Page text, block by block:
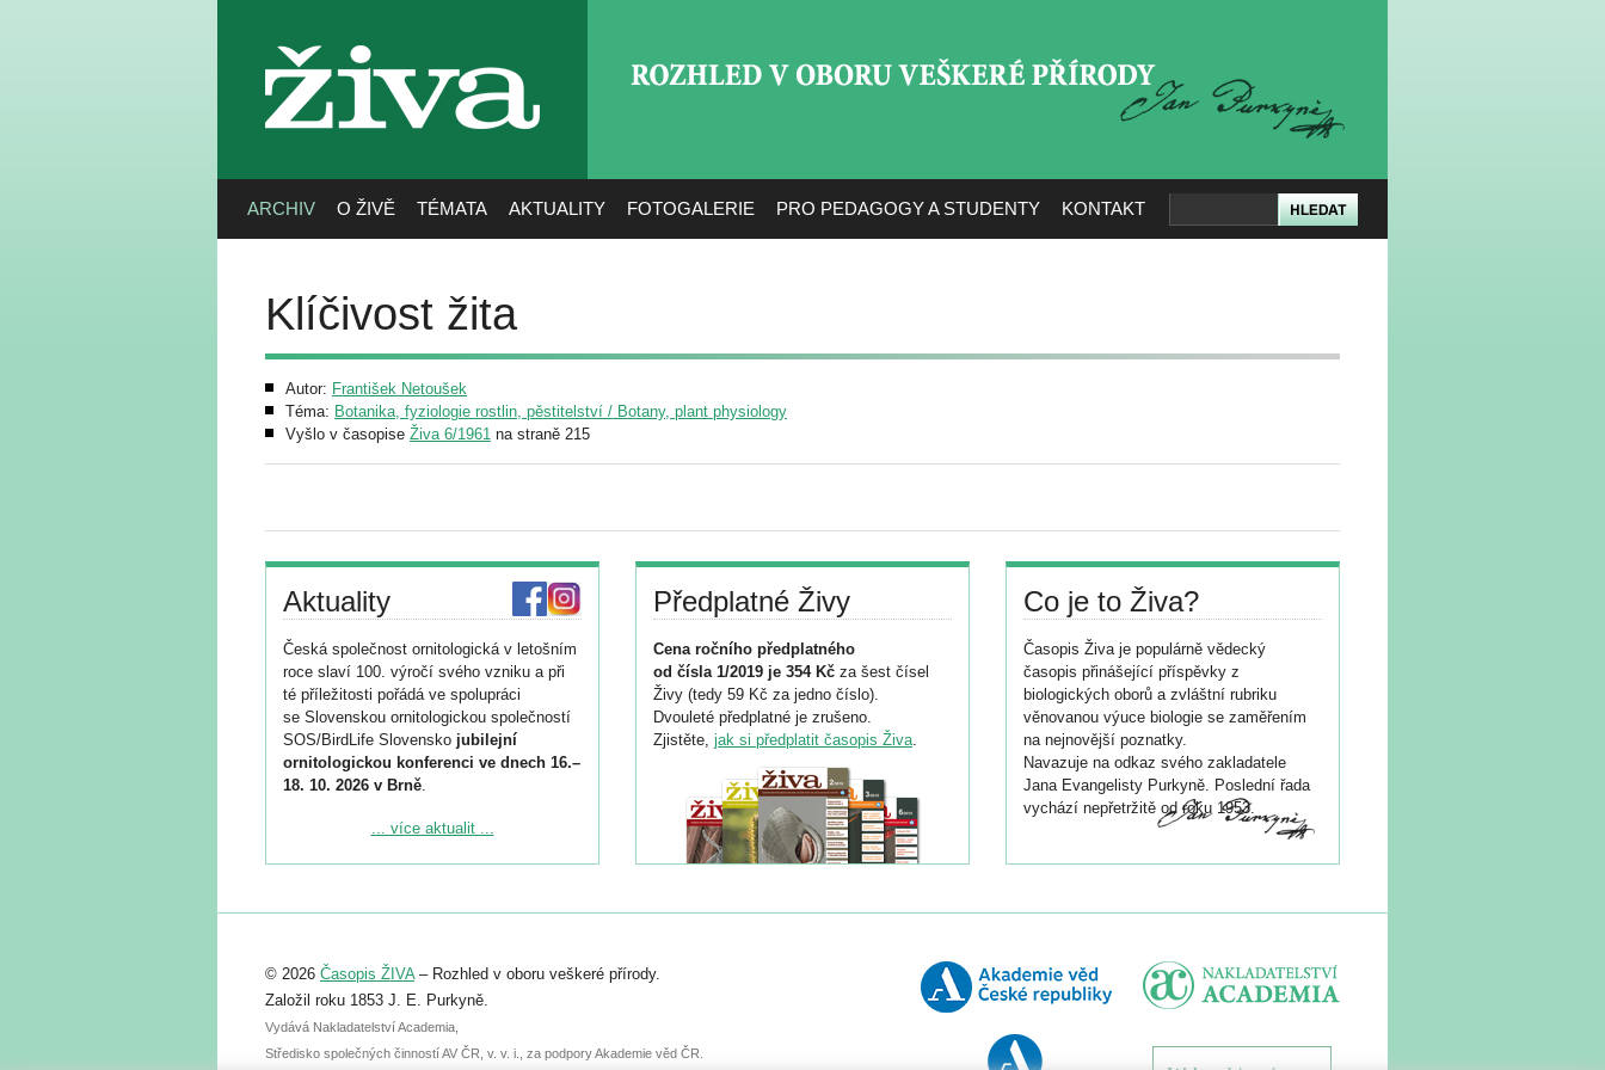
živa
ARCHIV O ŽIVĚ TÉMATA AKTUALITY FOTOGALERIE PRO PEDAGOGY A STUDENTY KONTAKT
Klíčivost žita
Autor: František Netoušek
Téma: Botanika, fyziologie rostlin, pěstitelství / Botany, plant physiology
Vyšlo v časopise Živa 6/1961 na straně 215
Aktuality
Česká společnost ornitologická v letošním
roce slaví 100. výročí svého vzniku a při
té příležitosti pořádá ve spolupráci
se Slovenskou ornitologickou společností
SOS/BirdLife Slovensko jubilejní
ornitologickou konferenci ve dnech 16.–
18. 10. 2026 v Brně.
Podrobnější informace ke konferenci
Registrovat se můžete do 6. září.
abstraktu přihlášené přednášky nebo
posteru je už 30. června.
... více aktualit ...
Předplatné Živy
Cena ročního předplatného
od čísla 1/2019 je 354 Kč za šest čísel
Živy (tedy 59 Kč za jedno číslo).
Dvouleté předplatné je zrušeno.
Zjistěte, jak si předplatit časopis Živa.
Co je to Živa?
Časopis Živa je populárně vědecký
časopis přinášející příspěvky z
biologických oborů a zvláštní rubriku
věnovanou výuce biologie se zaměřením
na nejnovější poznatky.
Navazuje na odkaz svého zakladatele
Jana Evangelisty Purkyně. Poslední řada
vychází nepřetržitě od roku 1953.
© 2026 Časopis ŽIVA– Rozhled v oboru veškeré přírody.
Založil roku 1853 J. E. Purkyně.
Vydává Nakladatelství Academia,
Středisko společných činností AV ČR, v. v. i., za podpory Akademie věd ČR.